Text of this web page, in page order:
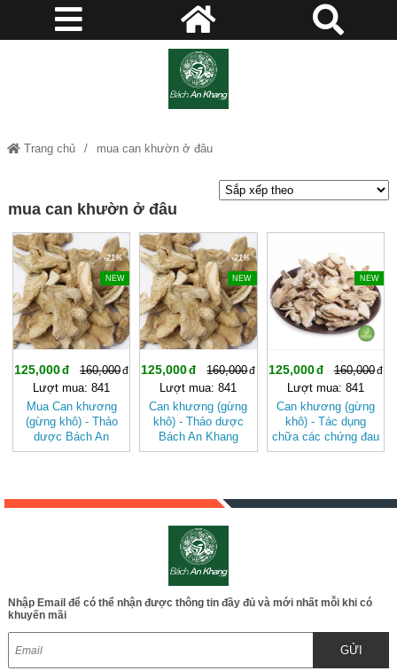
Trang chủ mua can khườn ở đâu
mua can khườn ở đâu
-21%
NEW
125,000
160,000
Lượt mua: 841
Mua Can khương
(gừng khô) - Thảo
dược Bách An
Khang JD282
-21%
NEW
125,000
160,000
Lượt mua: 841
Can khương (gừng
khô) - Thảo dược
Bách An Khang
JD282 cankhuong
NEW
125,000
160,000
Lượt mua: 841
Can khương (gừng
khô) - Tác dụng
chữa các chứng đau
bụng do lạnh, nôn
yếu, hen suyễn…
JD282 cankhuong
Nhập Email để có thể nhận được thông tin đầy đủ và mới nhất mỗi khi có
khuyến mãi
GỬI